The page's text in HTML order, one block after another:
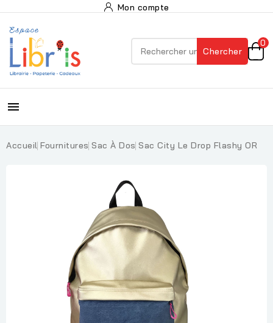
Mon compte
Chercher
0

Accueil Fournitures Sac À Dos Sac City Le Drop Flashy OR